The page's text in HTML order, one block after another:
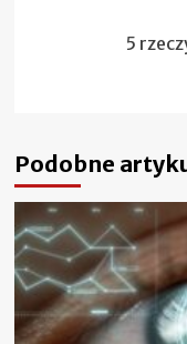
5
Podobne